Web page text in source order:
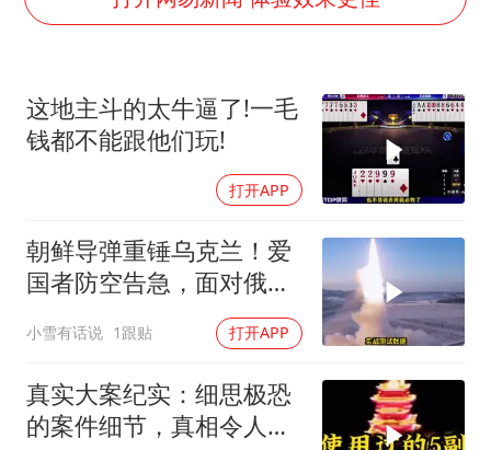
我国编制完成新版全月地质图
消费新图景｜多举措提升消费体验 释放夏日经济活力
奋进开新局 实干挑大梁
这地主斗的太牛逼了!一毛
钱都不能跟他们玩!
打开APP
朝鲜导弹重锤乌克兰！爱
国者防空告急，面对俄朝
联手，泽连斯基到底有多
绝望？
小雪有话说 1跟贴 打开APP
真实大案纪实：细思极恐
的案件细节，真相令人脊